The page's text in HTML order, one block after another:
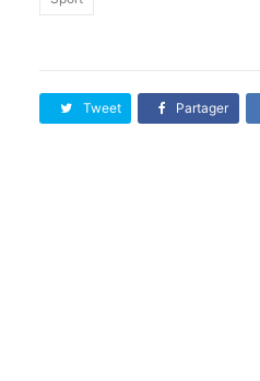
Tweet Partager